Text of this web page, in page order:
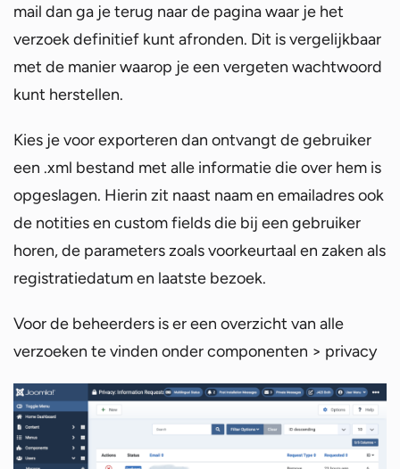
mail dan ga je terug naar de pagina waar je het
verzoek definitief kunt afronden. Dit is vergelijkbaar
met de manier waarop je een vergeten wachtwoord
kunt herstellen.
Kies je voor exporteren dan ontvangt de gebruiker
een .xml bestand met alle informatie die over hem is
opgeslagen. Hierin zit naast naam en emailadres ook
de notities en custom fields die bij een gebruiker
horen, de parameters zoals voorkeurtaal en zaken als
registratiedatum en laatste bezoek.
Voor de beheerders is er een overzicht van alle
verzoeken te vinden onder componenten > privacy